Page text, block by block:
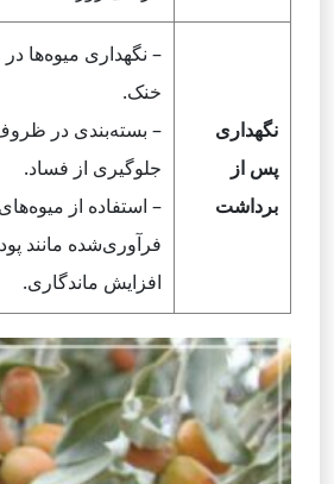
نگهداری
پس از
برداشت
– نگهداری میوه‌ها
خنک.
– بسته‌بندی در ظروف
جلوگیری از فساد.
– استفاده از میوه‌های
فرآوری‌شده مانند
افزایش ماندگاری.